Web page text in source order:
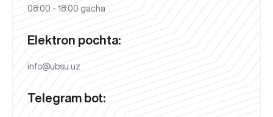
08:00 - 18:00 gacha
Elektron pochta:
info@ubsu.uz
Telegram bot: